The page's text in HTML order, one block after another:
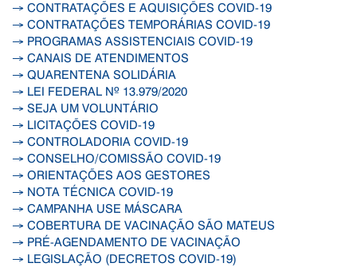
→ CONTRATAÇÕES E AQUISIÇÕES COVID-19
→ CONTRATAÇÕES TEMPORÁRIAS COVID-19
→ PROGRAMAS ASSISTENCIAIS COVID-19
→ CANAIS DE ATENDIMENTOS
→ QUARENTENA SOLIDÁRIA
→ LEI FEDERAL Nº 13.979/2020
→ SEJA UM VOLUNTÁRIO
→ LICITAÇÕES COVID-19
→ CONTROLADORIA COVID-19
→ CONSELHO/COMISSÃO COVID-19
→ ORIENTAÇÕES AOS GESTORES
→ NOTA TÉCNICA COVID-19
→ CAMPANHA USE MÁSCARA
→ COBERTURA DE VACINAÇÃO SÃO MATEUS
→ PRÉ-AGENDAMENTO DE VACINAÇÃO
→ LEGISLAÇÃO (DECRETOS COVID-19)